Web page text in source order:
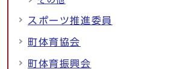
スポーツ推進委員
町体育協会
町体育振興会